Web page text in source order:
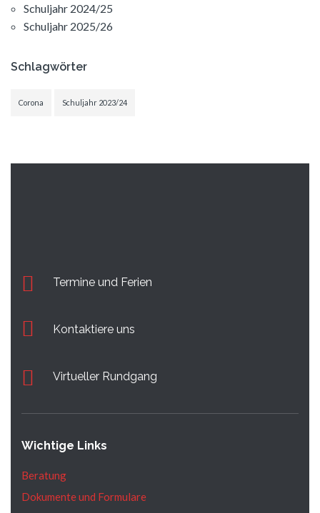
Schuljahr 2024/25
Schuljahr 2025/26
Schlagwörter
Corona Schuljahr 2023/24
Termine und Ferien
Kontaktiere uns
Virtueller Rundgang
Wichtige Links
Beratung
Dokumente und Formulare